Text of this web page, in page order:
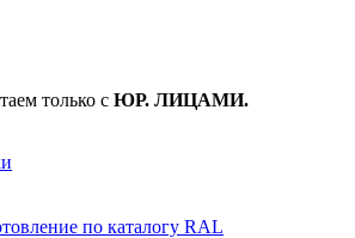
только с ЮР. ЛИЦАМИ.
по каталогу RAL